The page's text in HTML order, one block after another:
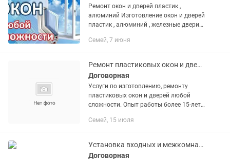
Ремонт окон и дверей пластик ,
алюминий Изготовление окон и дверей
пластик , алюминий , железные двери
маскитных сеток Выезд мастера и
Семей, 7 июня
Ремонт пластиковых окон и дверей
Договорная
Услуги по изготовлению, ремонту
пластиковых окон и дверей любой
сложности. Опыт работы более 15-лет.
чтоб вам было тепло и уютно дома. ,
Семей, 15 июля
Установка входных и межкомнатных дверей.
Договорная